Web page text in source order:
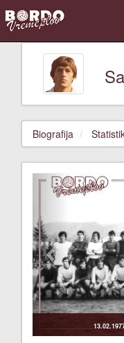
Biografija
Previous